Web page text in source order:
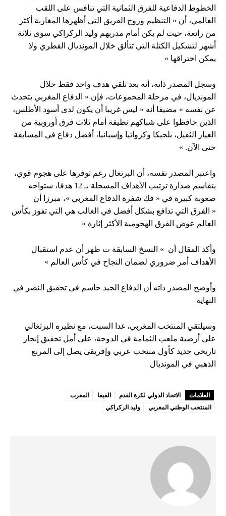
الخطوط الدفاعية للفرق الثمانية التي تنافس على اللقب
العالمي، أن « التنظيم وروح الفريق التي أظهرها المغاربة أكثر
من رائعة، حيث لم يكن أمام مدربهم وليد الركراكي سوى ثلاثة
أشهر لتشكيل الكتلة التي تتألق خلال المونديال القطري ولا
يمكن اختراقها »
وسجل المصدر ذاته، أنه بعد تلقي هدف واحد فقط خلال
المونديال، في مرحلة المجموعات، فإن « الدفاع المغربي يتحدث
عن نفسه » مضيفا أنه « ليس غريبا أن يكون لدى أسود الأطلس،
الذين حافظوا على شباكهم نظيفة أمام ثلاث فرق أوروبية من
العيار الثقيل، بلجيكا وكرواتيا وإسبانيا، أفضل دفاع في المسابقة
حتى الآن. »
واعتبر المصدر نفسه، أن البرتغال رغم توفرها على هجوم قوي،
يتقاسم صدارة ترتيب الأهداف المسجلة بـ 12 هدفا، ستواجه
صعوبة كبيرة في « فك شفرة الدفاع المغربي »، مبرزا أن
« الفرق التي تدافع بشكل أفضل في الغالب هي التي تفوز بكأس
العالم عوض الفرق الهجومية الأكثر إثارة «
وأكد المقال أن » النسخ السابقة ت ظهر أن عدم استقبال
الأهداف أمر ضروري لضمان النجاح في كأس العالم »
وأوضح المصدر ذاته أن الدفاع الجيد حاسم في تحقيق النصر في
النهاية
وسيلتقي المنتخب المغربي، غدا السبت، مع نظيره البرتغالي
على أرضية ملعب الثمامة في الدوحة، على أمل تحقيق إنجاز
تاريخي جديد كأول منتخب عربي وإفريقي يصل إلى المربع
الذهبي في المونديال
العلامات الاتحاد الدولي لكرة القدم الفيفا
المغرب
المنتخب الوطني المغربي
وليد الركراكي